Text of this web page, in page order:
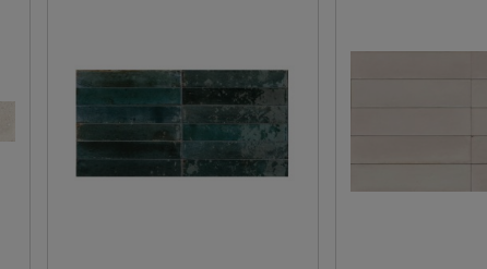
STRACCIATELLA-R
NACAR 60X120 PŁYTKI
LASTRYKO GRESOWE
159,00 zł
CIFRE OVERLAND SAND
N-PLUS RECT. 60X120
PŁYTKI KAMIENNE
209,00 zł
139,00 zł m2